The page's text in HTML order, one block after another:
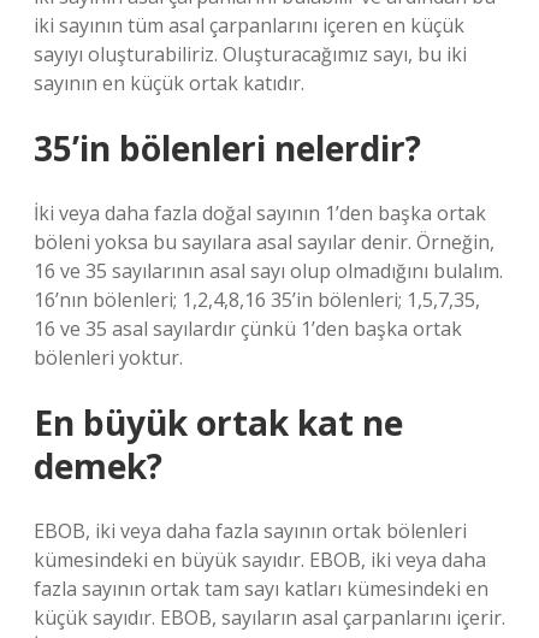
iki sayının tüm asal çarpanlarını içeren en küçük
sayıyı oluşturabiliriz. Oluşturacağımız sayı, bu iki
sayının en küçük ortak katıdır.
35’in bölenleri nelerdir?
İki veya daha fazla doğal sayının 1’den başka ortak
böleni yoksa bu sayılara asal sayılar denir. Örneğin,
16 ve 35 sayılarının asal sayı olup olmadığını bulalım.
16’nın bölenleri; 1,2,4,8,16 35’in bölenleri; 1,5,7,35,
16 ve 35 asal sayılardır çünkü 1’den başka ortak
bölenleri yoktur.
En büyük ortak kat ne
demek?
EBOB, iki veya daha fazla sayının ortak bölenleri
kümesindeki en büyük sayıdır. EBOB, iki veya daha
fazla sayının ortak tam sayı katları kümesindeki en
küçük sayıdır. EBOB, sayıların asal çarpanlarını içerir.